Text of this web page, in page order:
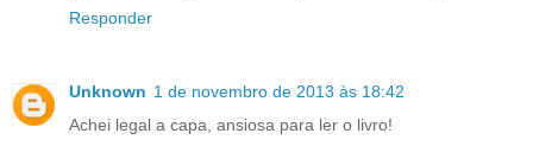
Responder
Unknown 1 de novembro de 2013 às 18:42
Achei legal a capa, ansiosa para ler o livro!